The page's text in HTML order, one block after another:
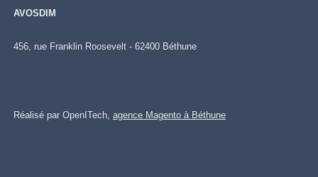
AVOSDIM
456, rue Franklin Roosevelt - 62400 Béthune
Réalisé par OpenITech, agence Magento à Béthune